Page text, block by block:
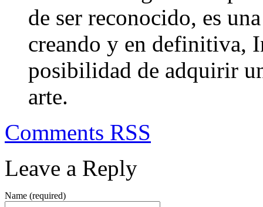
de ser reconocido, es
creando y en definitiva,
posibilidad de adquirir
arte.
Comments RSS
Leave a Reply
Name (required)